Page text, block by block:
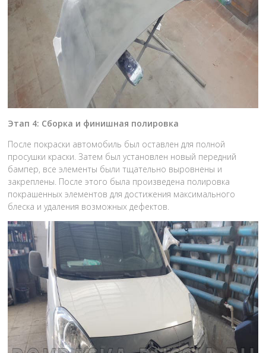
Этап 4: Сборка и финишная полировка
После покраски автомобиль был оставлен для полной
просушки краски. Затем был установлен новый передний
бампер, все элементы были тщательно выровнены и
закреплены. После этого была произведена полировка
покрашенных элементов для достижения максимального
блеска и удаления возможных дефектов.